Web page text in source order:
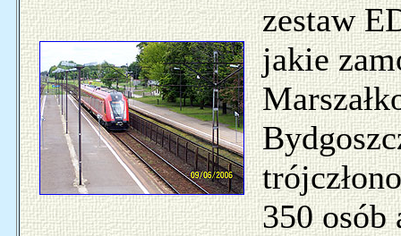
zestaw
jakie
350 osób